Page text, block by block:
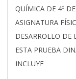
QUÍMICA DE 4º
ASIGNATURA
DESARROLLO DE
ESTA PRUEBA
INCLUYE